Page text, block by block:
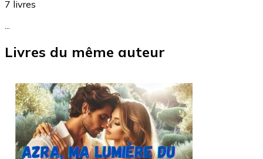
7 livres
Livres du même auteur